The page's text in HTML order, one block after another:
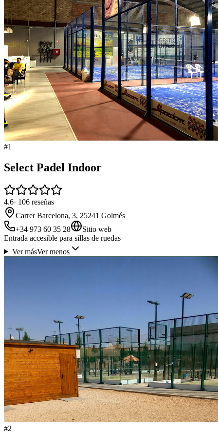
#1
Select Padel Indoor
4.6· 106 reseñas
Carrer Barcelona, 3, 25241 Golmés
+34 973 60 35 28
Sitio web
Entrada accesible para sillas de ruedas
Ver másVer menos
#2